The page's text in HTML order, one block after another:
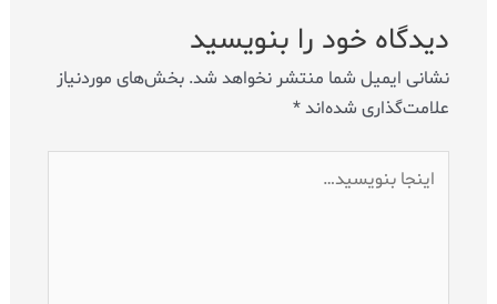
دیدگاه‌ خود را بنویسید
نشانی ایمیل شما منتشر نخواهد شد. بخش‌های موردنیاز
علامت‌گذاری شده‌اند*
بنویسید…